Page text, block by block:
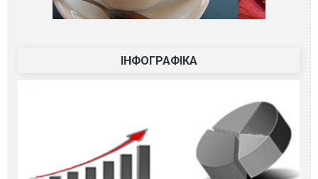
ІНФОГРАФІКА